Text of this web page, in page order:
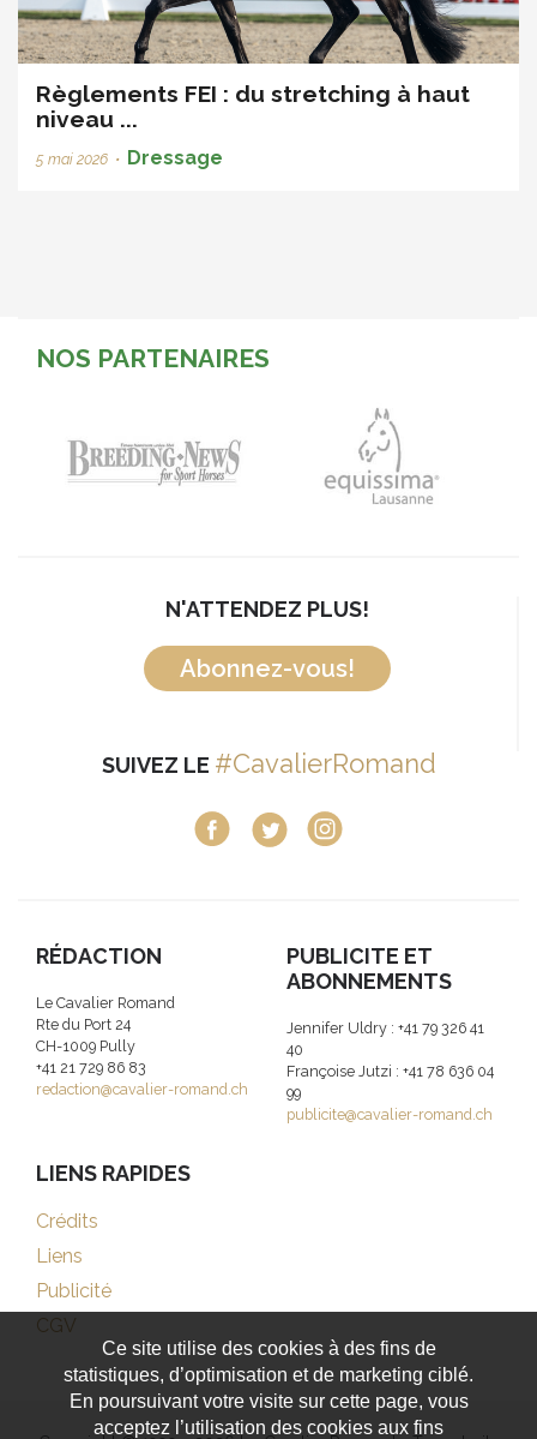
Règlements FEI : du stretching à haut
niveau ...
5 mai 2026 • Dressage
NOS PARTENAIRES
N'ATTENDEZ PLUS!
Abonnez-vous!
SUIVEZ LE #CavalierRomand
RÉDACTION
Le Cavalier Romand
Rte du Port 24
CH-1009 Pully
+41 21 729 86 83
redaction@cavalier-romand.ch
PUBLICITE ET
ABONNEMENTS
Jennifer Uldry : +41 79 326 41
40
Françoise Jutzi : +41 78 636 04
99
publicite@cavalier-romand.ch
LIENS RAPIDES
Crédits
Liens
Publicité
CGV
Ce site utilise des cookies à des fins de
statistiques, d’optimisation et de marketing ciblé.
En poursuivant votre visite sur cette page, vous
acceptez l’utilisation des cookies aux fins